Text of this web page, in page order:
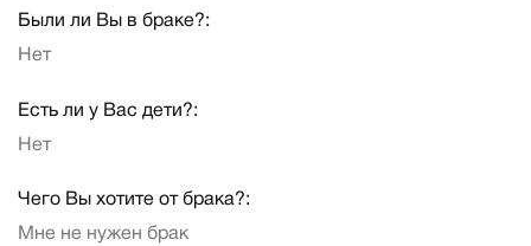
Были ли Вы в браке?:
Нет
Есть ли у Вас дети?:
Нет
Чего Вы хотите от брака?:
Мне не нужен брак